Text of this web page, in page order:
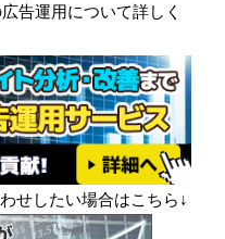
告運用について詳しく
せしたい場合はこちら↓